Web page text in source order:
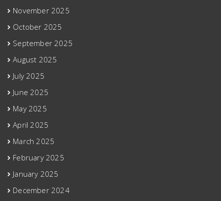
November 2025
October 2025
September 2025
August 2025
July 2025
June 2025
May 2025
April 2025
March 2025
February 2025
January 2025
December 2024